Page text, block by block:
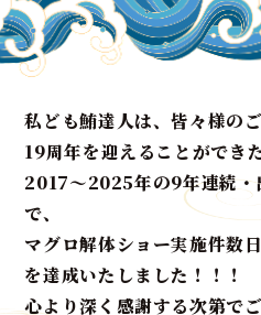
私ども鮪達人は、皆々様の
19周年を迎えることができ
2017〜2025年の9年連続・
で、
マグロ解体ショー実施件数
を達成いたしました！！！
心より深く感謝する次第でご